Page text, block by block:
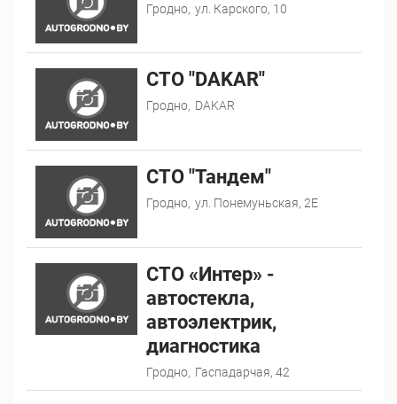
Гродно, ул. Карского, 10
СТО "DAKAR"
Гродно, DAKAR
СТО "Тандем"
Гродно, ул. Понемуньская, 2Е
СТО «Интер» -
автостекла,
автоэлектрик,
диагностика
Гродно, Гаспадарчая, 42